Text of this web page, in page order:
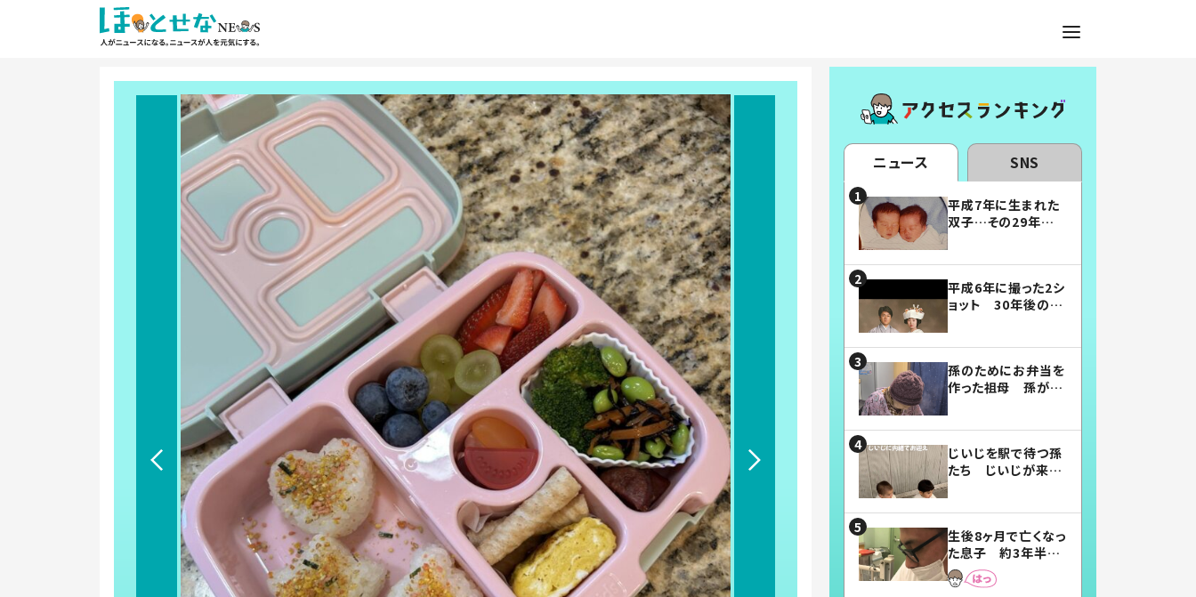
ニュース SNS
平成7年に生まれた
双子…その29年後
平成6年に撮った2シ
ョット 30年後の姿
孫のためにお弁当を
作った祖母 孫が絶
じいじを駅で待つ孫
たち じいじが来た
まらない」「幸せにな
れる」
生後8ヶ月で亡くなっ
た息子 約3年半
後、当時の妻の日記
に書いてあった本音